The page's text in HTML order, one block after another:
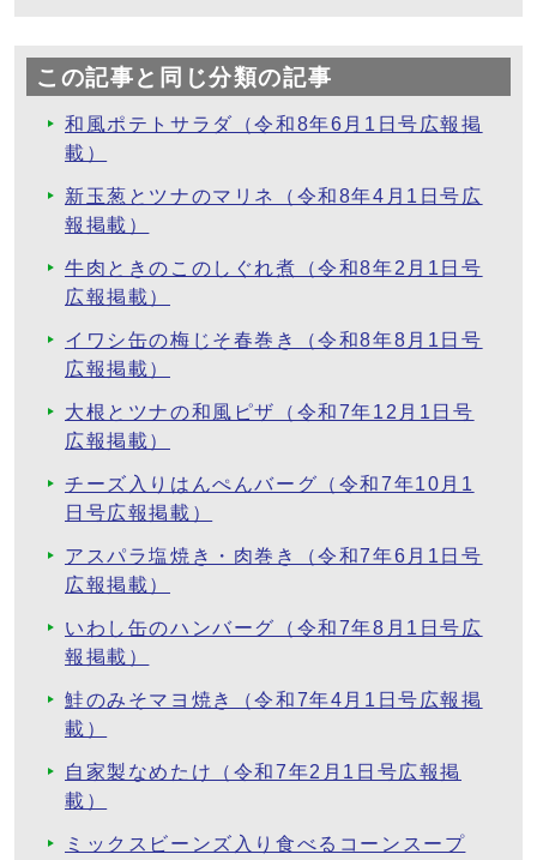
この記事と同じ分類の記事
和風ポテトサラダ（令和8年6月1日号広報掲
載）
新玉葱とツナのマリネ（令和8年4月1日号広
報掲載）
牛肉ときのこのしぐれ煮（令和8年2月1日号
広報掲載）
イワシ缶の梅じそ春巻き（令和8年8月1日号
広報掲載）
大根とツナの和風ピザ（令和7年12月1日号
広報掲載）
チーズ入りはんぺんバーグ（令和7年10月1
日号広報掲載）
アスパラ塩焼き・肉巻き（令和7年6月1日号
広報掲載）
いわし缶のハンバーグ（令和7年8月1日号広
報掲載）
鮭のみそマヨ焼き（令和7年4月1日号広報掲
載）
自家製なめたけ（令和7年2月1日号広報掲
載）
ミックスビーンズ入り食べるコーンスープ